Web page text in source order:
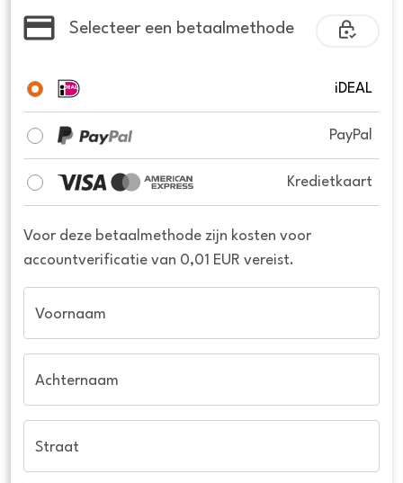
Selecteer een betaalmethode
iDEAL
PayPal
Kredietkaart
Voor deze betaalmethode zijn kosten voor
accountverificatie van 0,01 EUR vereist.
Voornaam
Achternaam
Straat